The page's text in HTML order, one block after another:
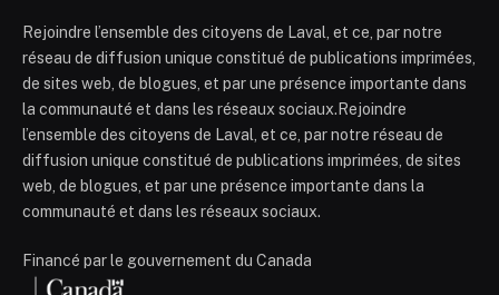
Rejoindre l’ensemble des citoyens de Laval, et ce, par notre
réseau de diffusion unique constitué de publications imprimées,
de sites web, de blogues, et par une présence importante dans
la communauté et dans les réseaux sociaux.Rejoindre
l’ensemble des citoyens de Laval, et ce, par notre réseau de
diffusion unique constitué de publications imprimées, de sites
web, de blogues, et par une présence importante dans la
communauté et dans les réseaux sociaux.
Financé par le gouvernement du Canada